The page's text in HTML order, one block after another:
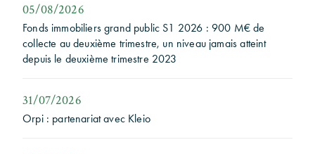
05/08/2026
Fonds immobiliers grand public S1 2026 : 900 M€ de
collecte au deuxième trimestre, un niveau jamais atteint
depuis le deuxième trimestre 2023
31/07/2026
Orpi : partenariat avec Kleio